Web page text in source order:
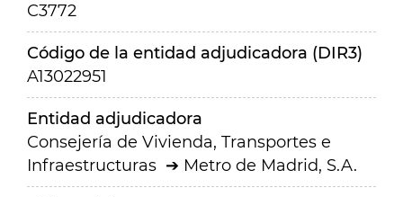
C3772
Código de la entidad adjudicadora (DIR3)
A13022951
Entidad adjudicadora
Consejería de Vivienda, Transportes e
Infraestructuras
Metro de Madrid, S.A.